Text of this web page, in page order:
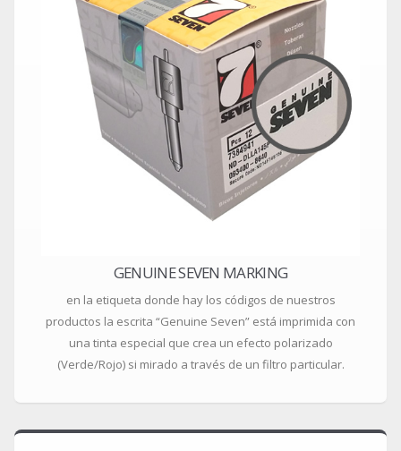
GENUINE SEVEN MARKING
en la etiqueta donde hay los códigos de nuestros
productos la escrita “Genuine Seven” está imprimida con
una tinta especial que crea un efecto polarizado
(Verde/Rojo) si mirado a través de un filtro particular.